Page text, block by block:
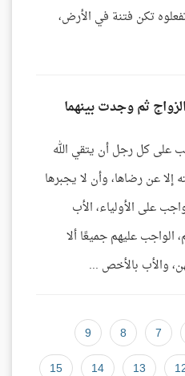
تكن فتنة في الأرض،
ثم وجدت بينهما
على كل رجل أن يتقي الله
إلا عن رضاها، وأن لا يجبرها
على الأولياء، الأب
الواجب عليهم جميعًا ألا
والأب بالأخص ...
7
8
9
13
14
15